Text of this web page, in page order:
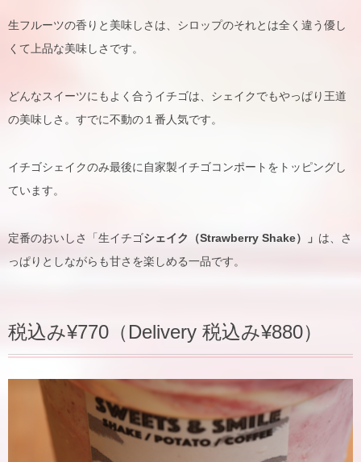
生フルーツの香りと美味しさは、シロップのそれとは全く違う優し
くて上品な美味しさです。
どんなスイーツにもよく合うイチゴは、シェイクでもやっぱり王道
の美味しさ。すでに不動の１番人気です。
イチゴシェイクのみ最後に自家製イチゴコンポートをトッピングし
ています。
定番のおいしさ「生イチゴシェイク（Strawberry Shake）」 は、さ
っぱりとしながらも甘さを楽しめる一品です。
税込み¥770（Delivery 税込み¥880）